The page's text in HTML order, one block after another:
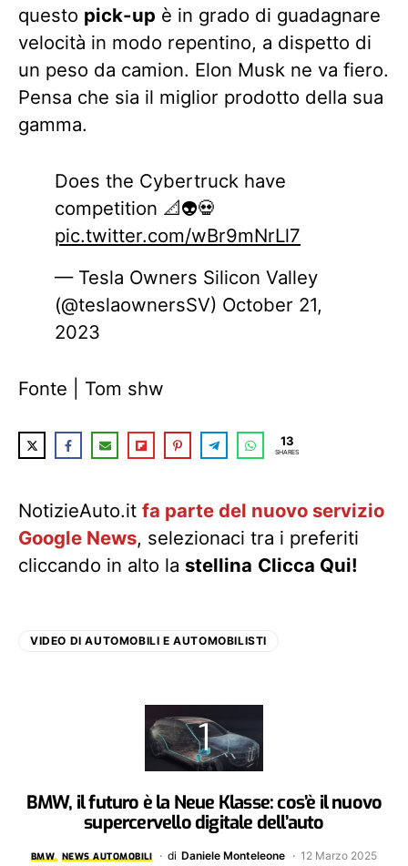
questo pick-up è in grado di guadagnare
velocità in modo repentino, a dispetto di
un peso da camion. Elon Musk ne va fiero.
Pensa che sia il miglior prodotto della sua
gamma.
Does the Cybertruck have
competition 📐👽💀
pic.twitter.com/wBr9mNrLl7
— Tesla Owners Silicon Valley
(@teslaownersSV) October 21,
2023
Fonte | Tom shw
13
SHARES
NotizieAuto.it fa parte del nuovo servizio
Google News, selezionaci tra i preferiti
cliccando in alto la stellina Clicca Qui!
VIDEO DI AUTOMOBILI E AUTOMOBILISTI
BMW, il futuro è la Neue Klasse: cos’è il nuovo
supercervello digitale dell’auto
BMW NEWS AUTOMOBILI di Daniele Monteleone 12 Marzo 2025